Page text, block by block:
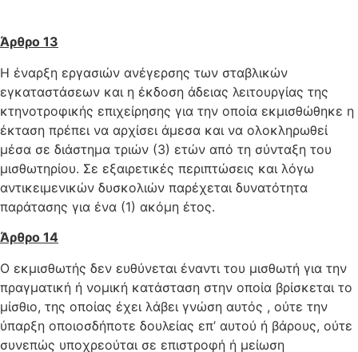
Άρθρο 13
Η έναρξη εργασιών ανέγερσης των σταβλικών
εγκαταστάσεων και η έκδοση άδειας λειτουργίας της
κτηνοτροφικής επιχείρησης για την οποία εκμισθώθηκε η
έκταση πρέπει να αρχίσει άμεσα και να ολοκληρωθεί
μέσα σε διάστημα τριών (3) ετών από τη σύνταξη του
μισθωτηρίου. Σε εξαιρετικές περιπτώσεις και λόγω
αντικειμενικών δυσκολιών παρέχεται δυνατότητα
παράτασης για ένα (1) ακόμη έτος.
Άρθρο 14
Ο εκμισθωτής δεν ευθύνεται έναντι του μισθωτή για την
πραγματική ή νομική κατάσταση στην οποία βρίσκεται το
μίσθιο, της οποίας έχει λάβει γνώση αυτός , ούτε την
ύπαρξη οποιοσδήποτε δουλείας επ’ αυτού ή βάρους, ούτε
συνεπώς υποχρεούται σε επιστροφή ή μείωση